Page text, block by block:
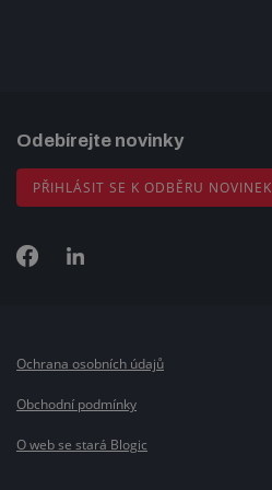
Odebírejte novinky
PŘIHLÁSIT SE K ODBĚRU NOVINEK
Ochrana osobních údajů
Obchodní podmínky
O web se stará Blogic